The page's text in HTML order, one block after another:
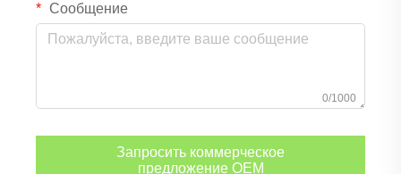
Сообщение
0/1000
Запросить коммерческое
предложение OEM